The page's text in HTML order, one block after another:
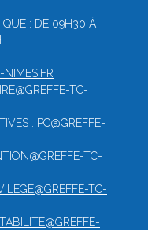
: DE 09H30 À
NIMES.FR
TC-
: PC@GREFFE-
TC-
TC-